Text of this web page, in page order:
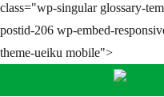
class="wp-singular glossary-
postid-206 wp-embed-
theme-ueiku mobile">